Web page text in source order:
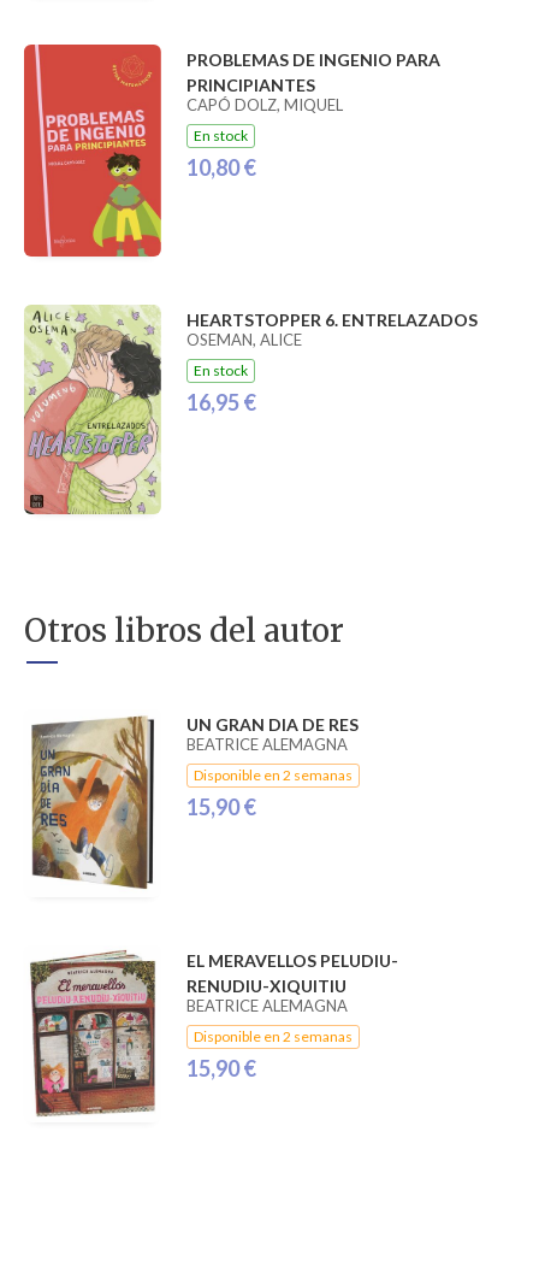
PROBLEMAS DE INGENIO PARA
PRINCIPIANTES
CAPÓ DOLZ, MIQUEL
En stock
10,80 €
HEARTSTOPPER 6. ENTRELAZADOS
OSEMAN, ALICE
En stock
16,95 €
Otros libros del autor
UN GRAN DIA DE RES
BEATRICE ALEMAGNA
Disponible en 2 semanas
15,90 €
EL MERAVELLOS PELUDIU-
RENUDIU-XIQUITIU
BEATRICE ALEMAGNA
Disponible en 2 semanas
15,90 €